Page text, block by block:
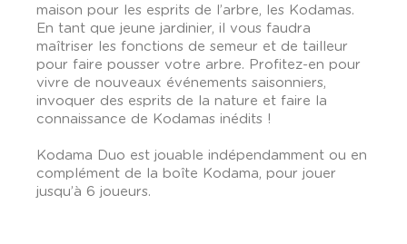
maison pour les esprits de l’arbre, les Kodamas.
En tant que jeune jardinier, il vous faudra
maîtriser les fonctions de semeur et de tailleur
pour faire pousser votre arbre. Profitez-en pour
vivre de nouveaux événements saisonniers,
invoquer des esprits de la nature et faire la
connaissance de Kodamas inédits !
Kodama Duo est jouable indépendamment ou en
complément de la boîte Kodama, pour jouer
jusqu’à 6 joueurs.